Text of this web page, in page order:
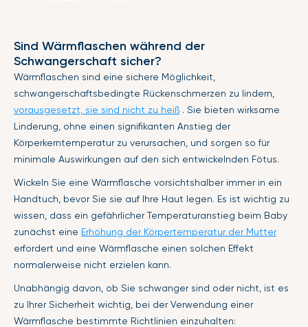
Sind Wärmflaschen während der
Schwangerschaft sicher?
Wärmflaschen sind eine sichere Möglichkeit,
schwangerschaftsbedingte Rückenschmerzen zu lindern,
vorausgesetzt, sie sind nicht zu heiß . Sie bieten wirksame
Linderung, ohne einen signifikanten Anstieg der
Körperkerntemperatur zu verursachen, und sorgen so für
minimale Auswirkungen auf den sich entwickelnden Fötus.
Wickeln Sie eine Wärmflasche vorsichtshalber immer in ein
Handtuch, bevor Sie sie auf Ihre Haut legen. Es ist wichtig zu
wissen, dass ein gefährlicher Temperaturanstieg beim Baby
zunächst eine Erhöhung der Körpertemperatur der Mutter
erfordert und eine Wärmflasche einen solchen Effekt
normalerweise nicht erzielen kann.
Unabhängig davon, ob Sie schwanger sind oder nicht, ist es
zu Ihrer Sicherheit wichtig, bei der Verwendung einer
Wärmflasche bestimmte Richtlinien einzuhalten: